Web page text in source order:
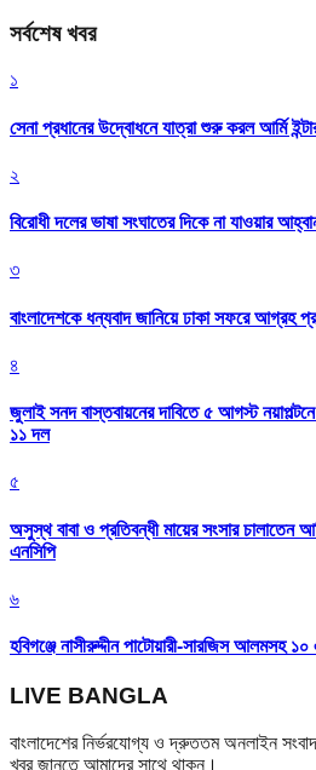
সর্বশেষ খবর
১
সেনা প্রধানের উদ্বোধনে যাত্রা শুরু করল আর্মি
২
বিরোধী দলের ভাষা সংঘাতের দিকে না যাওয়ার
৩
বাংলাদেশকে ধন্যবাদ জানিয়ে ঢাকা সফরে আগ্রহ
৪
জুলাই সনদ বাস্তবায়নের দাবিতে ৫ আগস্ট
১১ দল
৫
অসুস্থ বাবা ও প্রতিবন্ধী মায়ের সংসার চালাতেন
এনসিপি
৬
হবিগঞ্জে নাসীরুদ্দীন পাটোয়ারী-সারজিস আলমসহ
LIVE BANGLA
বাংলাদেশের নির্ভরযোগ্য ও দ্রুততম অনলাইন
খবর জানতে আমাদের সাথে থাকুন।